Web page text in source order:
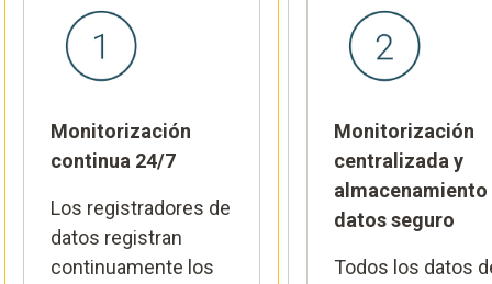
Monitorización
continua 24/7
Los registradores de
datos registran
continuamente los
Monitorización
centralizada y
almacenamiento
datos seguro
Todos los datos